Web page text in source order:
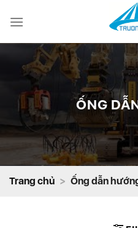
đến
ỐNG
Trang chủ > Ống dẫn